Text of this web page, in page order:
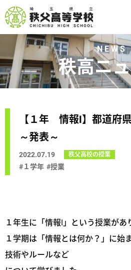
NEWS
秩高ニ
【１年 情報Ⅰ】都道府
～発表～
2022.07.19 秩父高校の授業
#１学年 #授業
１年生に「情報Ⅰ」という授業があ
１学期は「情報とは何か？」に始
技術やルールなど